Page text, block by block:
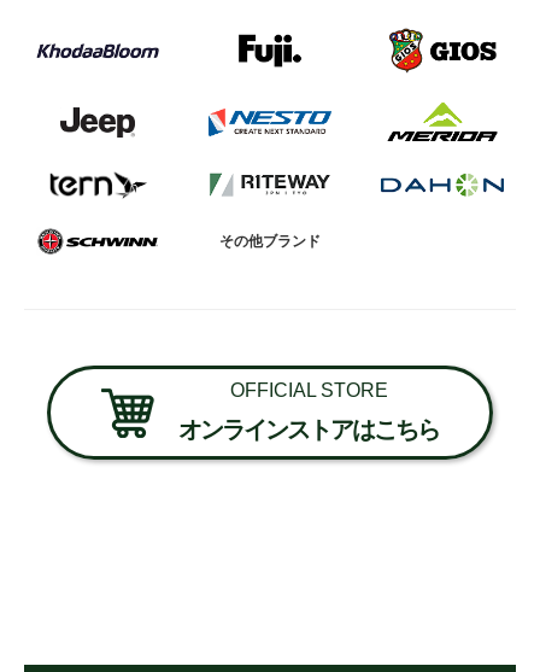
その他ブランド
OFFICIAL STORE
オンラインストアはこちら